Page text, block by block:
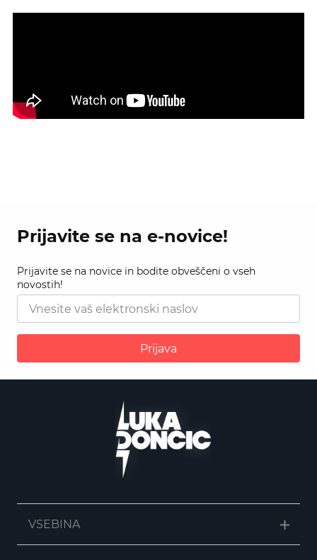
Prijavite se na e-novice!
Prijavite se na novice in bodite obveščeni o vseh
novostih!
Prijava
VSEBINA